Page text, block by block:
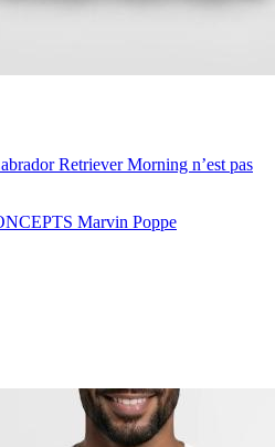
Retriever Morning n’est pas
Marvin Poppe